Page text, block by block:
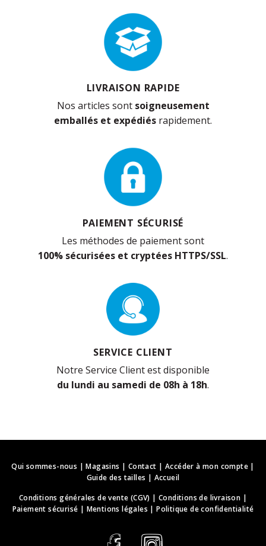
LIVRAISON RAPIDE
Nos articles sont soigneusement
emballés et expédiés rapidement.
PAIEMENT SÉCURISÉ
Les méthodes de paiement sont
100% sécurisées et cryptées HTTPS/SSL.
SERVICE CLIENT
Notre Service Client est disponible
du lundi au samedi de 08h à 18h.
Qui sommes-nous |Magasins | Contact | Accéder à mon compte|
Guide des tailles | Accueil
Conditions générales de vente (CGV) |Conditions de livraison |
Paiement sécurisé | Mentions légales |Politique de confidentialité